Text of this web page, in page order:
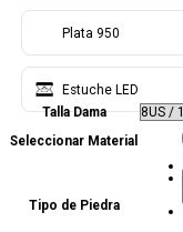
Plata 950
Estuche LED
Talla Dama
Seleccionar Material
Tipo de Piedra